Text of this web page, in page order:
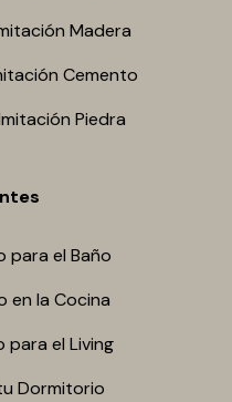
Madera
Cemento
Piedra
para el Baño
en la Cocina
para el Living
Dormitorio